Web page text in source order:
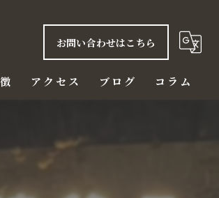
お問い合わせはこちら
アクセス ブログ コラム